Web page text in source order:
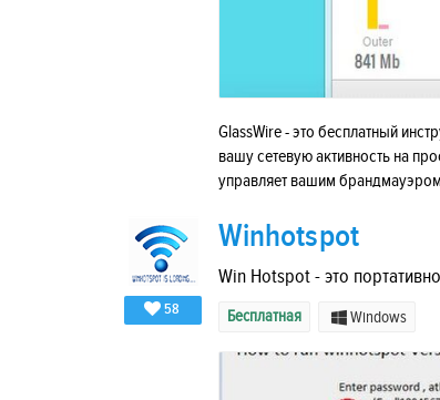
GlassWire - это бесплатный
вашу сетевую активность на
управляет вашим
58
Winhotspot
Win Hotspot - это
Бесплатная Windows